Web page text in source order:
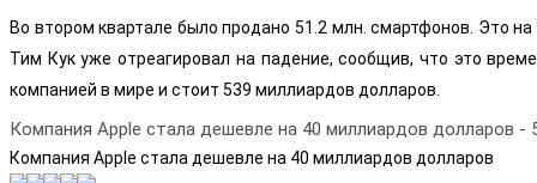
Во втором квартале было продано 51.2 млн. смартфонов. Это
Тим Кук уже отреагировал на падение, сообщив, что это
компанией в мире и стоит 539 миллиардов долларов.
Компания Apple стала дешевле на 40 миллиардов долларов -
Компания Apple стала дешевле на 40 миллиардов долларов